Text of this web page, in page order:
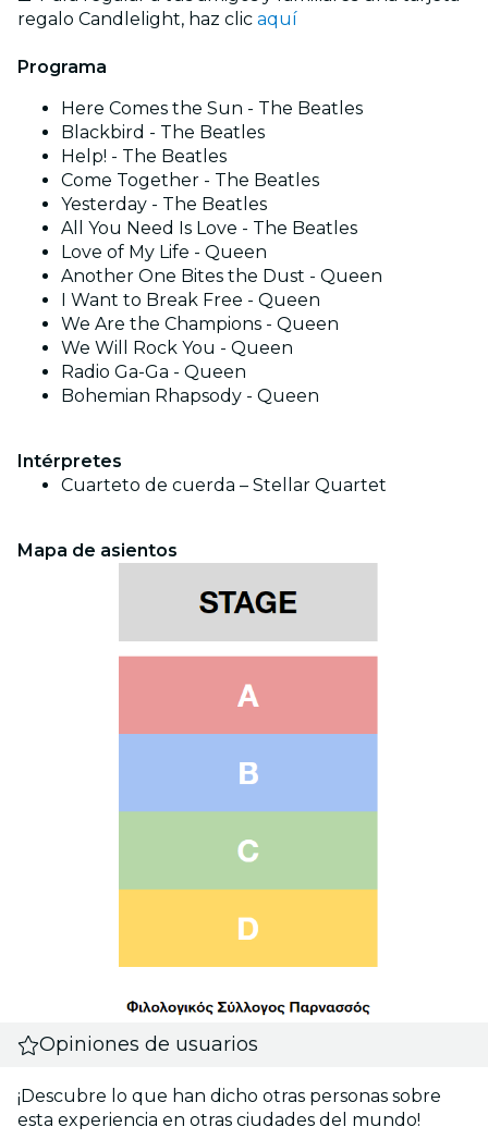
regalo Candlelight, haz clic aquí
Programa
Here Comes the Sun - The Beatles
Blackbird - The Beatles
Help! - The Beatles
Come Together - The Beatles
Yesterday - The Beatles
All You Need Is Love - The Beatles
Love of My Life - Queen
Another One Bites the Dust - Queen
I Want to Break Free - Queen
We Are the Champions - Queen
We Will Rock You - Queen
Radio Ga-Ga - Queen
Bohemian Rhapsody - Queen
Intérpretes
Cuarteto de cuerda – Stellar Quartet
Mapa de asientos
Opiniones de usuarios
¡Descubre lo que han dicho otras personas sobre
esta experiencia en otras ciudades del mundo!